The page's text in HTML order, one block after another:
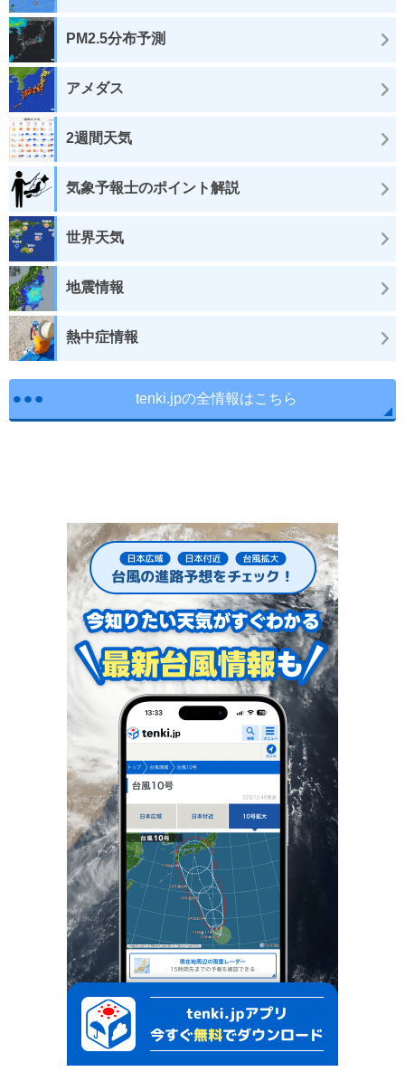
PM2.5分布予測
アメダス
2週間天気
気象予報士のポイント解説
世界天気
地震情報
熱中症情報
tenki.jpの全情報はこちら